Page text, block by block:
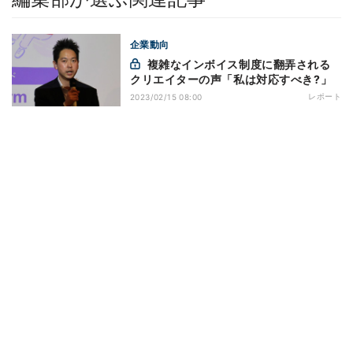
企業動向
クリエイターの声「私は対応すべき?」
2023/02/15 08:00 レポート